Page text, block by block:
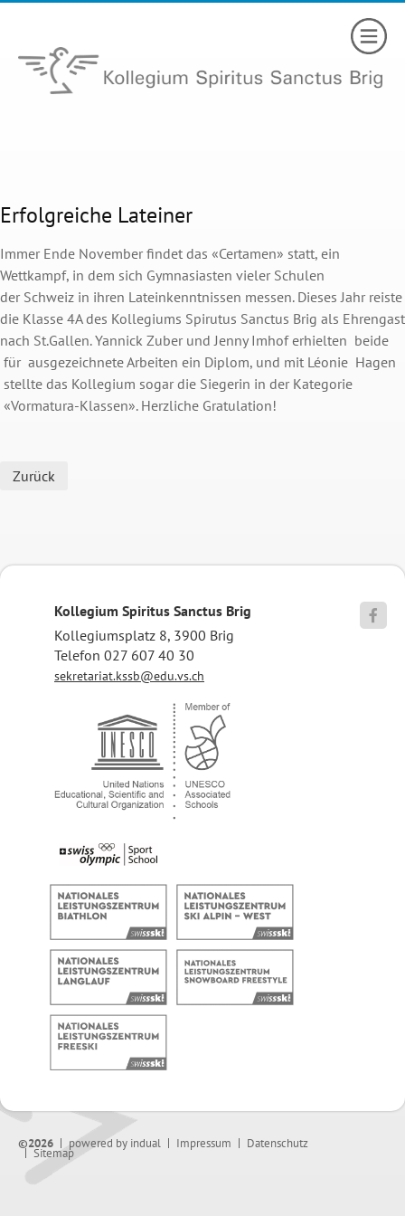
Erfolgreiche Lateiner
Immer Ende November ﬁndet das «Certamen» statt, ein
Wettkampf, in dem sich Gymnasiasten vieler Schulen
der Schweiz in ihren Lateinkenntnissen messen. Dieses Jahr reiste
die Klasse 4A des Kollegiums Spirutus Sanctus Brig als Ehrengast
nach St.Gallen. Yannick Zuber und Jenny Imhof erhielten beide
für ausgezeichnete Arbeiten ein Diplom, und mit Léonie Hagen
stellte das Kollegium sogar die Siegerin in der Kategorie
«Vormatura-Klassen». Herzliche Gratulation!
Zurück
Kollegium Spiritus Sanctus Brig
Kollegiumsplatz 8, 3900 Brig
Telefon 027 607 40 30
sekretariat.kssb@edu.vs.ch

©2026 powered by indual Impressum Datenschutz
Sitemap